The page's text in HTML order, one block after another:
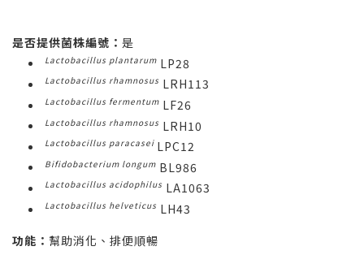
是否提供菌株編號： 是
Lactobacillus plantarum LP28
Lactobacillus rhamnosus LRH113
Lactobacillus fermentum LF26
Lactobacillus rhamnosus LRH10
Lactobacillus paracasei LPC12
Bifidobacterium longum BL986
Lactobacillus acidophilus LA1063
Lactobacillus helveticus LH43
功能： 幫助消化、排便順暢